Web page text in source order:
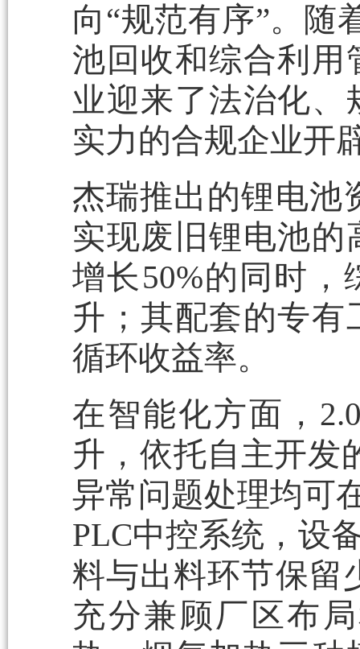
向“规范有序”。随
池回收和综合利用
业迎来了法治化、
实力的合规企业开
杰瑞推出的锂电池
实现废旧锂电池
增长50%的同时，
升；其配套的专
循环收益率。
在智能化方面，
升，依托自主开发
异常问题处理均可
PLC中控系统，设
料与出料环节保留
充分兼顾厂区布